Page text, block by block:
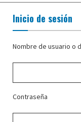
Inicio de sesión
Nombre de usuario o
Contraseña